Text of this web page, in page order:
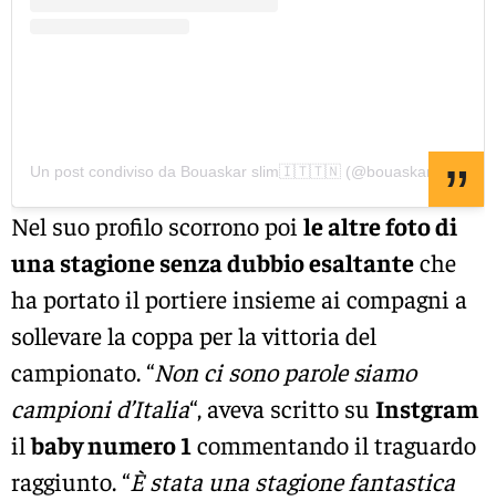
Un post condiviso da Bouaskar slim🇮🇹🇹🇳 (@bouaskar_slim)
Nel suo profilo scorrono poi le altre foto di
una stagione senza dubbio esaltanteche
ha portato il portiere insieme ai compagni a
sollevare la coppa per la vittoria del
campionato. “Non ci sono parole siamo
campioni d’Italia“, aveva scritto su Instgram
ilbaby numero 1commentando il traguardo
raggiunto. “È stata una stagione fantastica